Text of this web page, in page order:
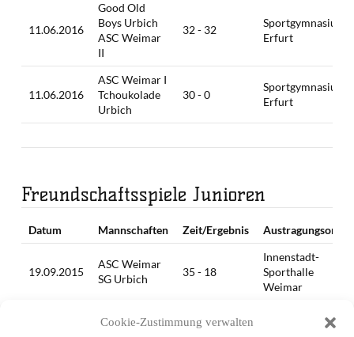
Cookie-Zustimmung verwalten
11.06.2016
Good Old
Boys Urbich
ASC Weimar
II
32 - 32
Sportgymnasium
Erfurt
11.06.2016
ASC Weimar I
Tchoukolade
Urbich
30 - 0
Sportgymnasium
Erfurt
Freundschaftsspiele Junioren
Datum Mannschaften Zeit/Ergebnis Austragungsort
19.09.2015
ASC Weimar
SG Urbich
35 - 18
Innenstadt-
Sporthalle
Weimar
ASC Weimar
24 - 31
Schule Erfurt